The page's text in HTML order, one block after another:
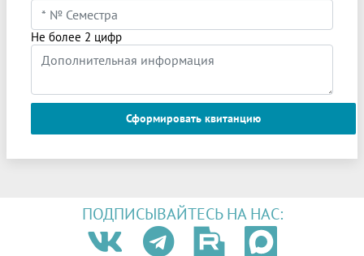
Не более 2 цифр
Сформировать квитанцию
ПОДПИСЫВАЙТЕСЬ НА НАС: